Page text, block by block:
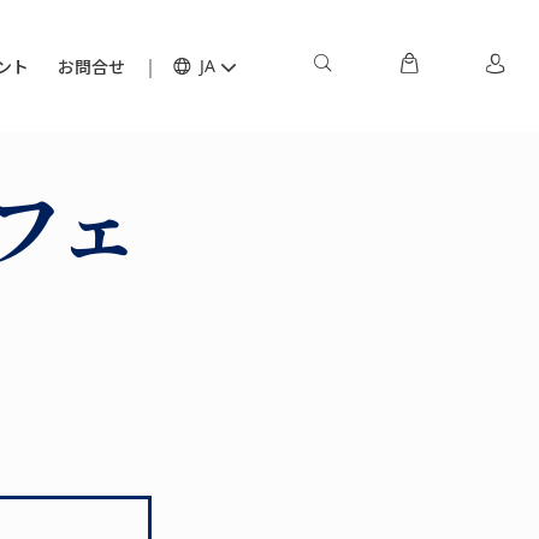
ト お問合せ JA
ェ